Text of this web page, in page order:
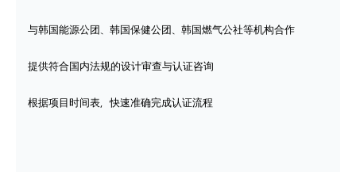
与韩国能源公团、韩国保健公团、韩国燃气公社等机构合作
提供符合国内法规的设计审查与认证咨询
根据项目时间表，快速准确完成认证流程